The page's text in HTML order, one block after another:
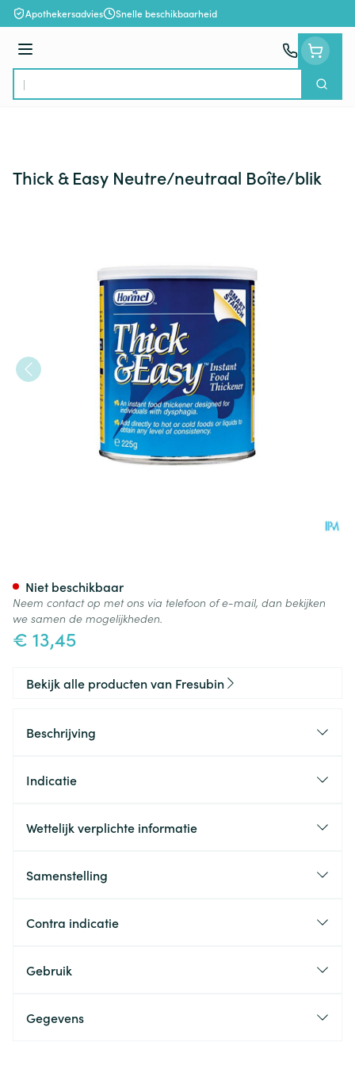
Ga naar de inhoud
Apothekersadvies Snelle beschikbaarheid
Menu
Product, merk, categorie...
Zoek
Thick & Easy Neutre/neutraal Boîte/blik
€ 13,45
Niet beschikbaar
Neem contact op met ons via telefoon of e-mail, dan bekijken
we samen de mogelijkheden.
Bekijk alle producten van Fresubin
Beschrijving
Indicatie
Wettelijk verplichte informatie
Samenstelling
Contra indicatie
Gebruik
Gegevens